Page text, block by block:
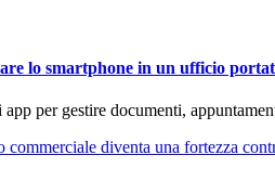
lo smartphone in un ufficio
app per gestire documenti,